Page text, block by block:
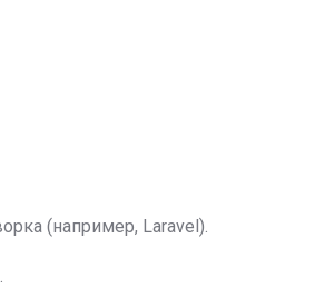
(например, Laravel).